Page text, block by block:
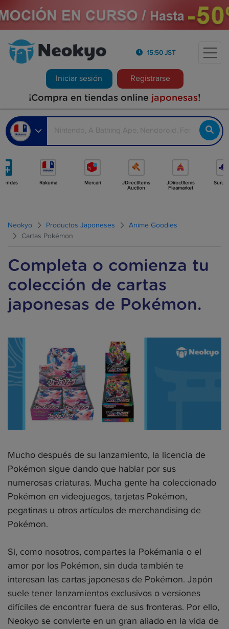
15:50 JST
Iniciar sesión Registrarse
¡Compra en tiendas online japonesas!
tiendas Rakuma Mercari
JDirectItems
Auction
JDirectItems
Fleamarket
Neokyo Productos Japoneses
Anime Goodies
Cartas Pokémon
Completa o comienza tu
colección de cartas
japonesas de Pokémon.
Mucho después de su lanzamiento, la licencia de
Pokémon sigue dando que hablar por sus
numerosas criaturas. Mucha gente ha coleccionado
Pokémon en videojuegos, tarjetas Pokémon,
pegatinas u otros artículos de merchandising de
Pokémon.
Si, como nosotros, compartes la Pokémania o el
amor por los Pokémon, sin duda también te
interesan las cartas japonesas de Pokémon. Japón
suele tener lanzamientos exclusivos o versiones
difíciles de encontrar fuera de sus fronteras. Por ello,
Neokyo se convierte en un gran aliado en la vida de